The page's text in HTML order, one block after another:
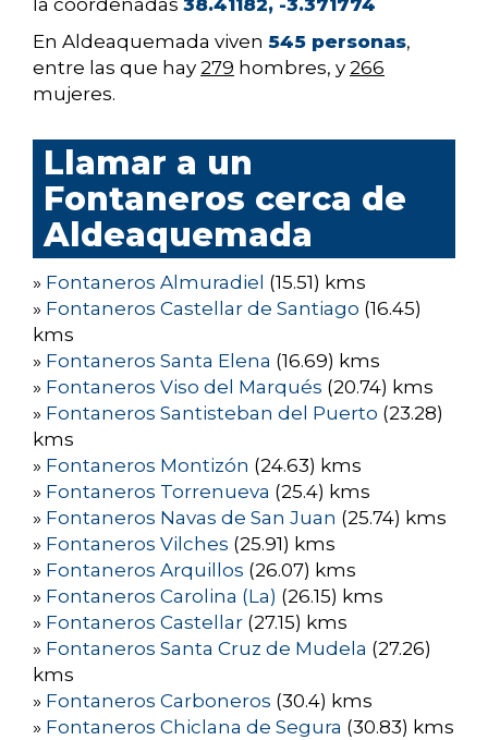
la coordenadas 38.41182, -3.371774
En Aldeaquemada viven 545 personas,
entre las que hay 279 hombres, y 266
mujeres.
Llamar a un
Fontaneros cerca de
Aldeaquemada
» Fontaneros Almuradiel (15.51) kms
» Fontaneros Castellar de Santiago (16.45)
kms
» Fontaneros Santa Elena (16.69) kms
» Fontaneros Viso del Marqués (20.74) kms
» Fontaneros Santisteban del Puerto (23.28)
kms
» Fontaneros Montizón (24.63) kms
» Fontaneros Torrenueva (25.4) kms
» Fontaneros Navas de San Juan (25.74) kms
» Fontaneros Vilches (25.91) kms
» Fontaneros Arquillos (26.07) kms
» Fontaneros Carolina (La) (26.15) kms
» Fontaneros Castellar (27.15) kms
» Fontaneros Santa Cruz de Mudela (27.26)
kms
» Fontaneros Carboneros (30.4) kms
» Fontaneros Chiclana de Segura (30.83) kms